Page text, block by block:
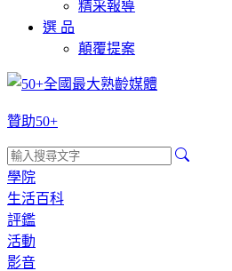
精采報導
選 品
顛覆提案
贊助50+
學院
生活百科
評鑑
活動
影音